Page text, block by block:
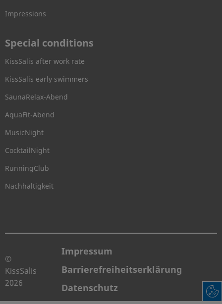
Impressions
Special conditions
KissSalis after work rate
KissSalis early swimmers
SaunaRelax-Abend
AquaFit-Abend
MusicNight
CocktailNight
RunningClub
Nachhaltigkeit
©
KissSalis
2026
Impressum
Barrierefreiheitserklärung
Datenschutz